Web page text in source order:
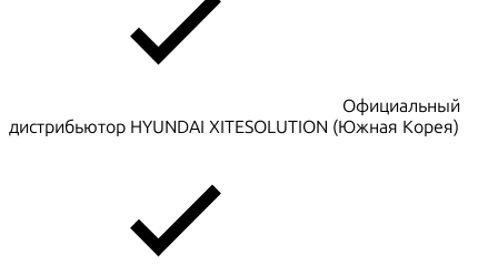
Официальный
дистрибьютор HYUNDAI XITESOLUTION (Южная Корея)